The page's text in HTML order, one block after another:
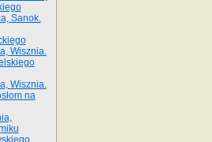
Sanok.
Wisznia.
Wisznia.
na